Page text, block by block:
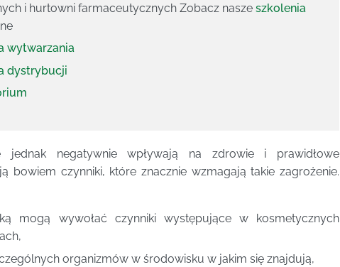
i hurtowni farmaceutycznych Zobacz nasze szkolenia
wytwarzania
dystrybucji
jednak negatywnie wpływają na zdrowie i prawidłowe
bowiem czynniki, które znacznie wzmagają takie zagrożenie.
mogą wywołać czynniki występujące w kosmetycznych
organizmów w środowisku w jakim się znajdują,